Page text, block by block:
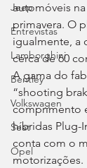
Jeep
Entrevistas
Lamborghini
Bentley
Volkswagen
Seat
Opel
automóveis
primavera. O
igualmente, a
cerca de 60
A gama do
“shooting
comprimento
híbridas Plug-
conta com o
motorizações.